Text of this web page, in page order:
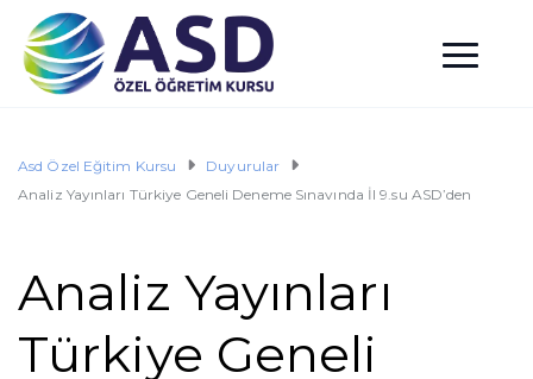
Asd Özel Eğitim Kursu
Duyurular
Analiz Yayınları Türkiye Geneli Deneme Sınavında İl 9.su ASD’den
Analiz Yayınları
Türkiye Geneli